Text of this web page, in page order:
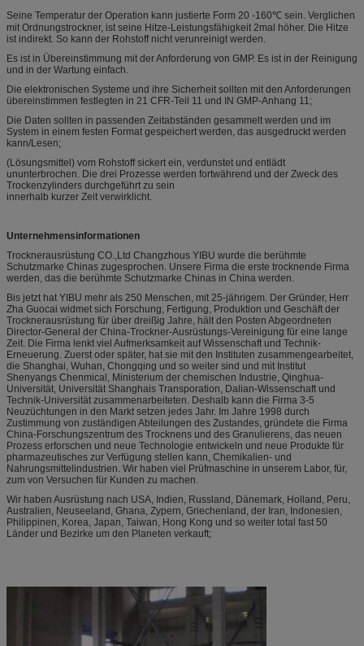
Seine Temperatur der Operation kann justierte Form 20 -160℃ sein. Verglichen
mit Ordnungstrockner, ist seine Hitze-Leistungsfähigkeit 2mal höher. Die Hitze
ist indirekt. So kann der Rohstoff nicht verunreinigt werden.
Es ist in Übereinstimmung mit der Anforderung von GMP. Es ist in der Reinigung
und in der Wartung einfach.
Die elektronischen Systeme und ihre Sicherheit sollten mit den Anforderungen
übereinstimmen festlegten in 21 CFR-Teil 11 und IN GMP-Anhang 11;
Die Daten sollten in passenden Zeitabständen gesammelt werden und im
System in einem festen Format gespeichert werden, das ausgedruckt werden
kann/Lesen;
(Lösungsmittel) vom Rohstoff sickert ein, verdunstet und entlädt
ununterbrochen. Die drei Prozesse werden fortwährend und der Zweck des
Trockenzylinders durchgeführt zu sein
innerhalb kurzer Zeit verwirklicht.
Unternehmensinformationen
Trocknerausrüstung CO.,Ltd Changzhous YIBU wurde die berühmte
Schutzmarke Chinas zugesprochen. Unsere Firma die erste trocknende Firma
werden, das die berühmte Schutzmarke Chinas in China werden.
Bis jetzt hat YIBU mehr als 250 Menschen, mit 25-jährigem. Der Gründer, Herr
Zha Guocai widmet sich Forschung, Fertigung, Produktion und Geschäft der
Trocknerausrüstung für über dreißig Jahre, hält den Posten Abgeordneten
Director-General der China-Trockner-Ausrüstungs-Vereinigung für eine lange
Zeit. Die Firma lenkt viel Aufmerksamkeit auf Wissenschaft und Technik-
Erneuerung. Zuerst oder später, hat sie mit den Instituten zusammengearbeitet,
die Shanghai, Wuhan, Chongqing und so weiter sind und mit Institut
Shenyangs Chenmical, Ministerium der chemischen Industrie, Qinghua-
Universität, Universität Shanghais Transporation, Dalian-Wissenschaft und
Technik-Universität zusammenarbeiteten. Deshalb kann die Firma 3-5
Neuzüchtungen in den Markt setzen jedes Jahr. Im Jahre 1998 durch
Zustimmung von zuständigen Abteilungen des Zustandes, gründete die Firma
China-Forschungszentrum des Trocknens und des Granulierens, das neuen
Prozess erforschen und neue Technologie entwickeln und neue Produkte für
pharmazeutisches zur Verfügung stellen kann, Chemikalien- und
Nahrungsmittelindustrien. Wir haben viel Prüfmaschine in unserem Labor, für,
zum von Versuchen für Kunden zu machen.
Wir haben Ausrüstung nach USA, Indien, Russland, Dänemark, Holland, Peru,
Australien, Neuseeland, Ghana, Zypern, Griechenland, der Iran, Indonesien,
Philippinen, Korea, Japan, Taiwan, Hong Kong und so weiter total fast 50
Länder und Bezirke um den Planeten verkauft;